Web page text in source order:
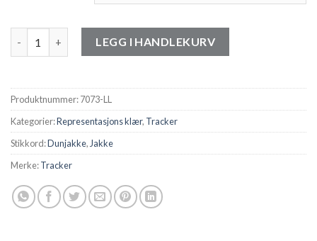
Tracker Hybrid Down Jacket Dame antall
LEGG I HANDLEKURV
Produktnummer:7073-LL
Kategorier:Representasjons klær, Tracker
Stikkord:Dunjakke,Jakke
Merke:Tracker